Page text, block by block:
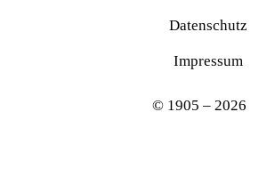
Datenschutz
Impressum
© 1905 – 2026